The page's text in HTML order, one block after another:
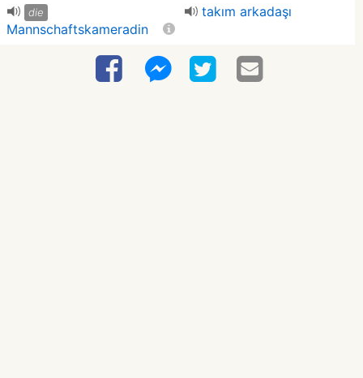
die
Mannschaftskameradin
takım arkadaşı